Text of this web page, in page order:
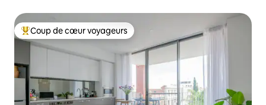
Coups de cœur voyageurs les plus appréciés
Coup de cœur voyageurs